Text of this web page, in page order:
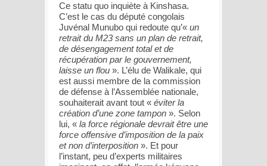
Ce statu quo inquiète à Kinshasa.
C’est le cas du député congolais
Juvénal Munubo qui redoute qu’« un
retrait du M23 sans un plan de retrait,
de désengagement total et de
récupération par le gouvernement,
laisse un flou ». L’élu de Walikale, qui
est aussi membre de la commission
de défense à l’Assemblée nationale,
souhaiterait avant tout « éviter la
création d’une zone tampon ». Selon
lui, « la force régionale devrait être une
force offensive d’imposition de la paix
et non d’interposition ». Et pour
l’instant, peu d’experts militaires